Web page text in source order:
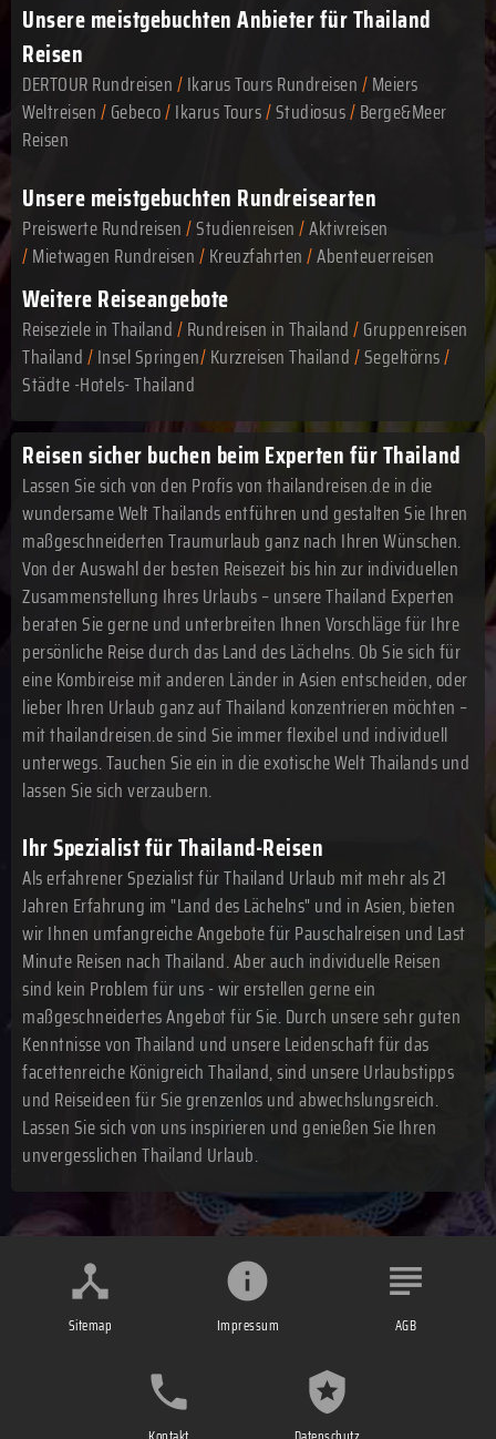
Unsere meistgebuchten Anbieter für Thailand
Reisen
DERTOUR Rundreisen/Ikarus Tours Rundreisen/Meiers
Weltreisen/Gebeco/Ikarus Tours/Studiosus/Berge&Meer
Reisen
Unsere meistgebuchten Rundreisearten
Preiswerte Rundreisen/Studienreisen/Aktivreisen
/Mietwagen Rundreisen/Kreuzfahrten/Abenteuerreisen
Weitere Reiseangebote
Reiseziele in Thailand/Rundreisen in Thailand/Gruppenreisen
Thailand/Insel Springen/Kurzreisen Thailand/Segeltörns/
Städte -Hotels- Thailand
Reisen sicher buchen beim Experten für Thailand
Lassen Sie sich von den Profis von thailandreisen.de in die
wundersame Welt Thailands entführen und gestalten Sie Ihren
maßgeschneiderten Traumurlaub ganz nach Ihren Wünschen.
Von der Auswahl der besten Reisezeit bis hin zur individuellen
Zusammenstellung Ihres Urlaubs – unsere Thailand Experten
beraten Sie gerne und unterbreiten Ihnen Vorschläge für Ihre
persönliche Reise durch das Land des Lächelns. Ob Sie sich für
eine Kombireise mit anderen Länder in Asien entscheiden, oder
lieber Ihren Urlaub ganz auf Thailand konzentrieren möchten –
mit thailandreisen.de sind Sie immer flexibel und individuell
unterwegs. Tauchen Sie ein in die exotische Welt Thailands und
lassen Sie sich verzaubern.
Ihr Spezialist für Thailand-Reisen
Als erfahrener Spezialist für Thailand Urlaub mit mehr als 21
Jahren Erfahrung im "Land des Lächelns" und in Asien, bieten
wir Ihnen umfangreiche Angebote für Pauschalreisen und Last
Minute Reisen nach Thailand. Aber auch individuelle Reisen
sind kein Problem für uns - wir erstellen gerne ein
maßgeschneidertes Angebot für Sie. Durch unsere sehr guten
Kenntnisse von Thailand und unsere Leidenschaft für das
facettenreiche Königreich Thailand, sind unsere Urlaubstipps
und Reiseideen für Sie grenzenlos und abwechslungsreich.
Lassen Sie sich von uns inspirieren und genießen Sie Ihren
unvergesslichen Thailand Urlaub.
Sitemap Impressum AGB